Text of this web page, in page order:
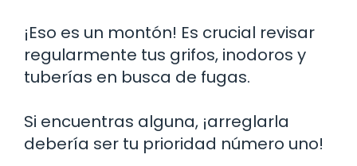
¡Eso es un montón! Es crucial revisar
regularmente tus grifos, inodoros y
tuberías en busca de fugas.
Si encuentras alguna, ¡arreglarla
debería ser tu prioridad número uno!